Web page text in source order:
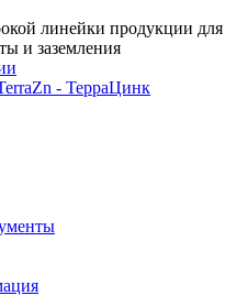
линейки продукции для
и заземления
- ТерраЦинк